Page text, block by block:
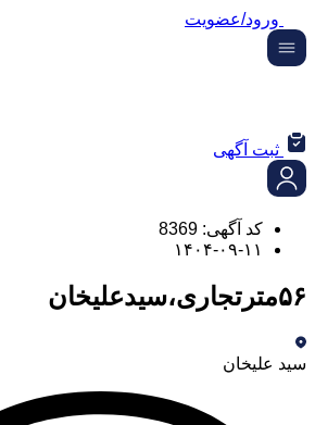
ورود/عضویت
ثبت آگهی
کد آگهی: 8369
۱۴۰۴-۰۹-۱۱
۵۶مترتجاری،سیدعلیخان
سید علیخان